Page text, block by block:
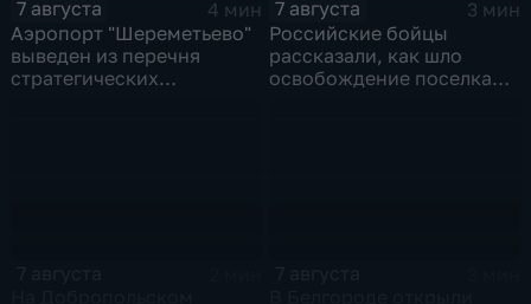
7 августа
4 мин
Аэропорт "Шереметьево"
выведен из перечня
стратегических
7 августа
3 мин
Российские бойцы
рассказали, как шло
освобождение поселка